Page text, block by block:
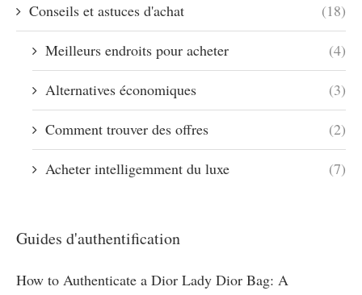
Conseils et astuces d'achat (18)
Meilleurs endroits pour acheter (4)
Alternatives économiques (3)
Comment trouver des offres (2)
Acheter intelligemment du luxe (7)
Guides d'authentification
How to Authenticate a Dior Lady Dior Bag: A